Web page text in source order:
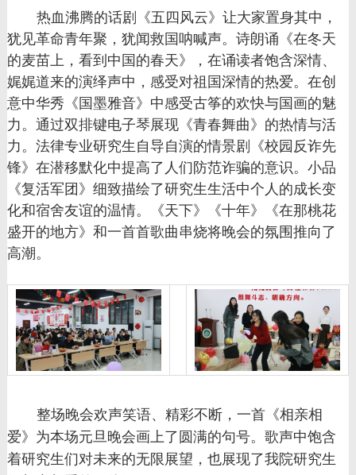
热血沸腾的话剧《五四风云》让大家置身其中，
犹见革命青年聚，犹闻救国呐喊声。诗朗诵《在冬天
的麦苗上，看到中国的春天》，在诵读者饱含深情、
娓娓道来的演绎声中，感受对祖国深情的热爱。在创
意中华秀《国墨雅音》中感受古筝的欢快与国画的魅
力。通过双排键电子琴展现《青春舞曲》的热情与活
力。法律专业研究生自导自演的情景剧《校园反诈先
锋》在潜移默化中提高了人们防范诈骗的意识。小品
《复活军团》细致描绘了研究生生活中个人的成长变
化和宿舍友谊的温情。《天下》《十年》《在那桃花
盛开的地方》和一首首歌曲串烧将晚会的氛围推向了
高潮。
整场晚会欢声笑语、精彩不断，一首《相亲相
爱》为本场元旦晚会画上了圆满的句号。歌声中饱含
着研究生们对未来的无限展望，也展现了我院研究生